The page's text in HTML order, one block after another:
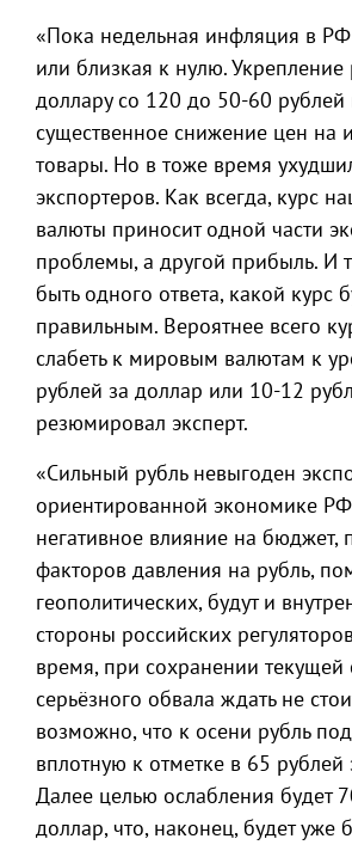
«Пока недельная инфляция в РФ
или близкая к нулю. Укрепление
доллару со 120 до 50-60 рублей
существенное снижение цен на
товары. Но в тоже время
экспортеров. Как всегда, курс
валюты приносит одной части
проблемы, а другой прибыль. И
быть одного ответа, какой курс
правильным. Вероятнее всего
слабеть к мировым валютам к
рублей за доллар или 10-12
резюмировал эксперт.
«Сильный рубль невыгоден
ориентированной экономике
негативное влияние на бюджет,
факторов давления на рубль,
геополитических, будут и
стороны российских
время, при сохранении текущей
серьёзного обвала ждать не
возможно, что к осени рубль
вплотную к отметке в 65 рублей
Далее целью ослабления будет
доллар, что, наконец, будет уже